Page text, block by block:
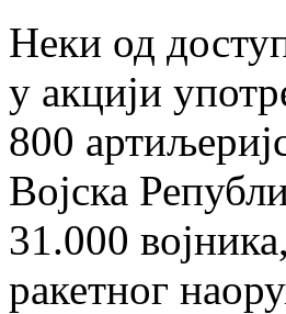
Неки од
у акцији
800
Војска
31.000
ракетног